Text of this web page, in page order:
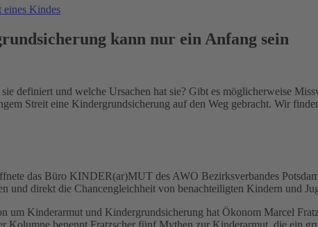
kann nur ein Anfang sein
definiert und welche Ursachen hat sie? Gibt es möglicherweise
Streit eine Kindergrundsicherung auf den Weg gebracht. Wir
das Büro KINDER(ar)MUT des AWO Bezirksverbandes
und direkt die Chancengleichheit von benachteiligten Kindern und
um Kinderarmut und Kindergrundsicherung hat Ökonom Marcel